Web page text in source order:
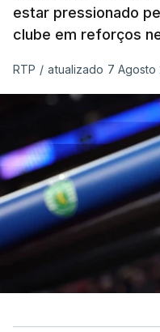
estar pressionado
clube em reforços
RTP / atualizado 7 Agosto